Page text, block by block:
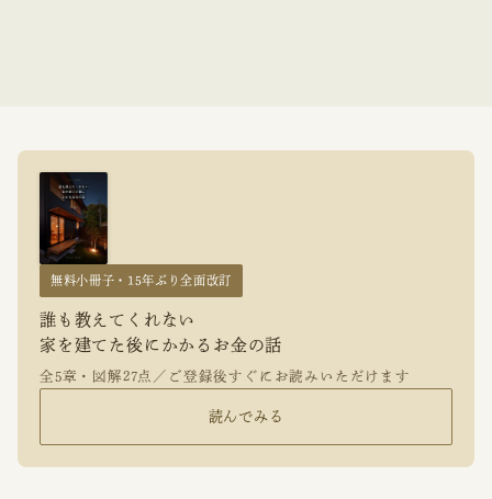
無料小冊子・15年ぶり全面改訂
誰も教えてくれない
家を建てた後にかかるお金の話
全5章・図解27点／ご登録後すぐにお読みいただけます
読んでみる